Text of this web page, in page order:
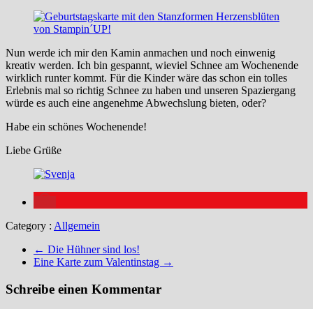
Nun werde ich mir den Kamin anmachen und noch einwenig
kreativ werden. Ich bin gespannt, wieviel Schnee am Wochenende
wirklich runter kommt. Für die Kinder wäre das schon ein tolles
Erlebnis mal so richtig Schnee zu haben und unseren Spaziergang
würde es auch eine angenehme Abwechslung bieten, oder?
Habe ein schönes Wochenende!
Liebe Grüße
Category : Allgemein
← Die Hühner sind los!
Eine Karte zum Valentinstag →
Schreibe einen Kommentar